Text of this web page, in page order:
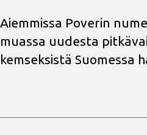
Aiemmissa Poverin
muassa uudesta
kemseksistä Suomessa